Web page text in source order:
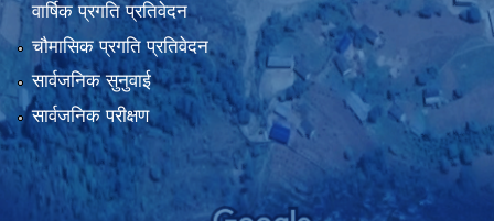
वार्षिक प्रगति प्रतिवेदन
चौमासिक प्रगति प्रतिवेदन
सार्वजनिक सुनुवाई
सार्वजनिक परीक्षण